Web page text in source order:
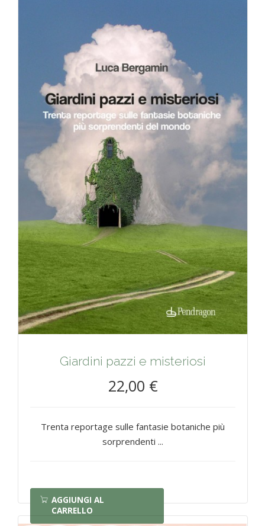
Giardini pazzi e misteriosi
22,00 €
Trenta reportage sulle fantasie botaniche più
sorprendenti ...
AGGIUNGI AL
CARRELLO